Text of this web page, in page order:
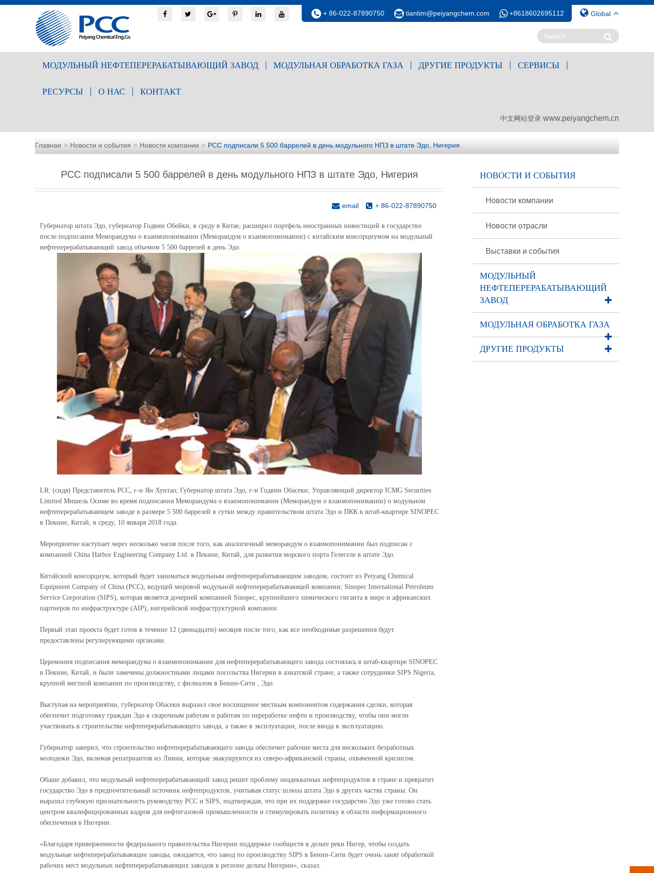
Global
+ 86-022-87890750 tiantim@peiyangchem.com +8618602695112
МОДУЛЬНЫЙ НЕФТЕПЕРЕРАБАТЫВАЮЩИЙ ЗАВОД МОДУЛЬНАЯ ОБРАБОТКА ГАЗА ДРУГИЕ ПРОДУКТЫ СЕРВИСЫ
РЕСУРСЫ О НАС КОНТАКТ
中文网站登录 www.peiyangchem.cn
Главная Новости и события Новости компании PCC подписали 5 500 баррелей в день модульного НПЗ в штате Эдо, Нигерия
НОВОСТИ И СОБЫТИЯ
Новости компании
Новости отрасли
Выставки и события
МОДУЛЬНЫЙ
НЕФТЕПЕРЕРАБАТЫВАЮЩИЙ
ЗАВОД
МОДУЛЬНАЯ ОБРАБОТКА ГАЗА
ДРУГИЕ ПРОДУКТЫ
PCC подписали 5 500 баррелей в день модульного НПЗ в штате Эдо, Нигерия
+ 86-022-87890750
email
Губернатор штата Эдо, губернатор Годвин Обейки, в среду в Китае, расширил портфель иностранных инвестиций в государство
после подписания Меморандума о взаимопонимании (Меморандум о взаимопонимании) с китайским консорциумом на модульный
нефтеперерабатывающий завод объемом 5 500 баррелей в день Эдо.
LR: (сидя) Представитель PCC, г-н Ян Хунтао; Губернатор штата Эдо, г-н Годвин Обасеки; Управляющий директор ICMG Securities
Limited Мишель Осиме во время подписания Меморандума о взаимопонимании (Меморандум о взаимопонимании) о модульном
нефтеперерабатывающем заводе в размере 5 500 баррелей в сутки между правительством штата Эдо и ПКК в штаб-квартире SINOPEC
в Пекине, Китай, в среду, 10 января 2018 года.
Мероприятие наступает через несколько часов после того, как аналогичный меморандум о взаимопонимании был подписан с
компанией China Harbor Engineering Company Ltd. в Пекине, Китай, для развития морского порта Гелегеле в штате Эдо.
Китайский консорциум, который будет заниматься модульным нефтеперерабатывающим заводом, состоит из Peiyang Chemical
Equipment Company of China (PCC), ведущей мировой модульной нефтеперерабатывающей компании; Sinopec International Petroleum
Service Corporation (SIPS), которая является дочерней компанией Sinopec, крупнейшего химического гиганта в мире и африканских
партнеров по инфраструктуре (AIP), нигерийской инфраструктурной компании.
Первый этап проекта будет готов в течение 12 (двенадцати) месяцев после того, как все необходимые разрешения будут
предоставлены регулирующими органами.
Церемония подписания меморандума о взаимопонимании для нефтеперерабатывающего завода состоялась в штаб-квартире SINOPEC
в Пекине, Китай, и были замечены должностными лицами посольства Нигерии в азиатской стране, а также сотрудники SIPS Nigeria,
крупной местной компании по производству, с филиалом в Бенин-Сити , Эдо.
Выступая на мероприятии, губернатор Обасеки выразил свое восхищение местным компонентом содержания сделки, которая
обеспечит подготовку граждан Эдо к сварочным работам и работам по переработке нефти и производству, чтобы они могли
участвовать в строительстве нефтеперерабатывающего завода, а также в эксплуатации, после ввода в эксплуатацию.
Губернатор заверил, что строительство нефтеперерабатывающего завода обеспечит рабочие места для нескольких безработных
молодежи Эдо, включая репатриантов из Ливии, которые эвакуируются из северо-африканской страны, охваченной кризисом.
Обаше добавил, что модульный нефтеперерабатывающий завод решит проблему неадекватных нефтепродуктов в стране и превратит
государство Эдо в предпочтительный источник нефтепродуктов, учитывая статус шлюза штата Эдо в других частях страны. Он
выразил глубокую признательность руководству PCC и SIPS, подтверждая, что при их поддержке государство Эдо уже готово стать
центром квалифицированных кадров для нефтегазовой промышленности и стимулировать политику в области информационного
обеспечения в Нигерии.
«Благодаря приверженности федерального правительства Нигерии поддержке сообществ в дельте реки Нигер, чтобы создать
модульные нефтеперерабатывающие заводы, ожидается, что завод по производству SIPS в Бенин-Сити будет очень занят обработкой
рабочих мест модульных нефтеперерабатывающих заводов в регионе дельты Нигерии», сказал.